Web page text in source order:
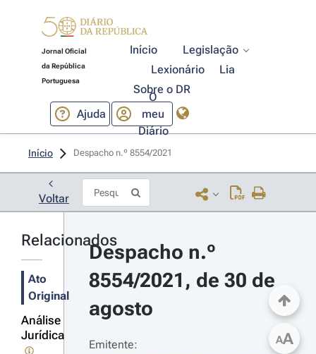
Jornal Oficial
da República
Portuguesa
Início
Legislação
Lexionário
Lia
Sobre o DR
Ajuda
O
meu
Diário
Início Despacho n.º 8554/2021
Voltar
Relacionados
Ato
Original
Análise
Jurídica
Despacho n.º
8554/2021, de 30 de
agosto
Emitente:
AA